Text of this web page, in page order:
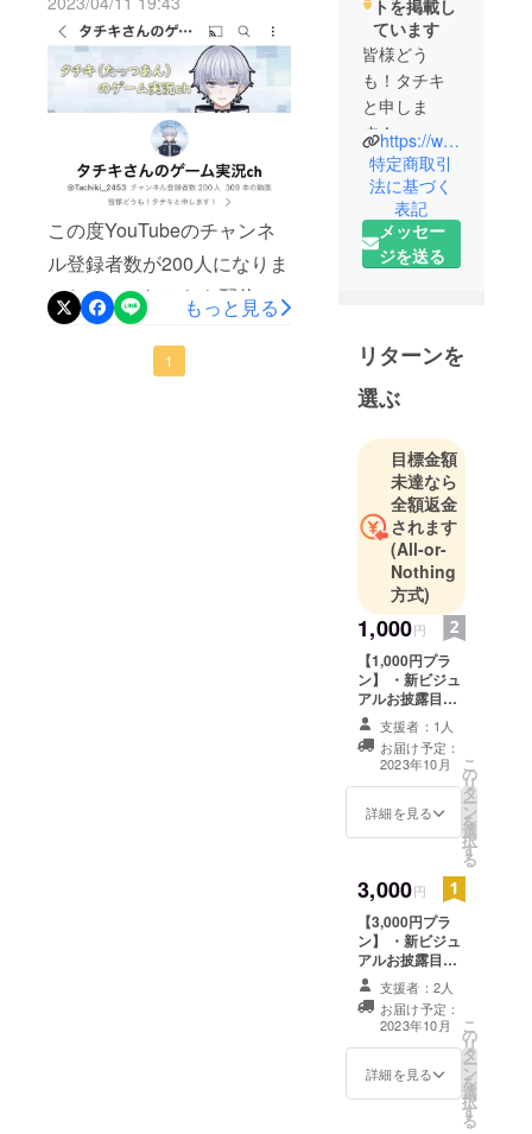
のになります。（水曜日の
み少し手の込んだもの投稿
予定です。）毎日、19時に
動画がアップされますので
よろしければご覧ください♪
チャンネルはコチラ！！
この度YouTubeのチャンネ
ル登録者数が200人になりま
した！！これからも配信活
動並びにVtuber活動を邁進
してまいりますので応援の
もっと見る
1
トを掲載し
ています
皆様どう
も！タチキ
と申しま
す！
YouTubeで
毎日20
時〜、ゲー
ム実況（主
やっており
ます。）や
雑談配信を
ます。
よろしけれ
ばチャンネ
ル登録お願
いします！
YouTube→
https://www.y
outube.com/
channel/UCd
iLb4UnsDuB
47B1qWCav
UQ （スマ
ホの方）
やっており
ますのでこ
ちらもよろ
しければ
フォローお
願いしま
す！
Twitter→
https://www.youtube.com/channel/UCdiLb4UnsDuB47B1qWCavUQ
特定商取引
法に基づく
表記
メッセー
ジを送る
リターンを
選ぶ
目標金額
未達なら
全額返金
されます
(All-or-
Nothing
方式)
1,000円
【1,000円プラ
ン】 ・新ビジュ
アルお披露目配
信エンディング
でのクレジット
表記（文字の
み） ※支援時、
備考欄に「表記
したい名前」を
支援者：1人
お届け予定：
2023年10月
詳細を見る
こ
の
リ
タ
ー
ン
を
選
択
す
る
3,000円
【3,000円プラ
ン】 ・新ビジュ
アルお披露目配
信エンディング
でのクレジット
表記（文字の
み） ・お礼動
画 1分 ※支援
時、備考欄に
支援者：2人
お届け予定：
2023年10月
詳細を見る
こ
の
リ
タ
ー
ン
を
選
択
す
る